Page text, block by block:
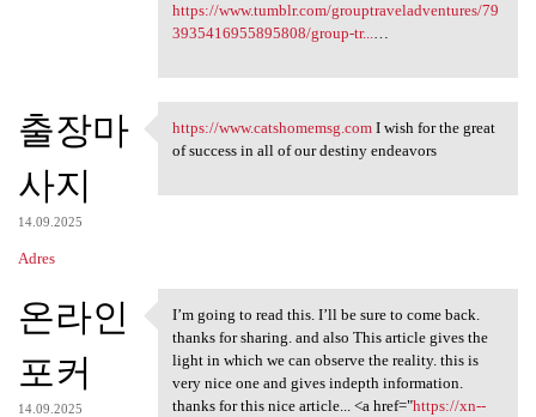
https://www.tumblr.com/grouptraveladventures/79
3935416955895808/group-tr...…
출장마
사지
14.09.2025
Adres
https://www.catshomemsg.com I
https://www.catshomemsg.comI wish for the great
of success in all of our destiny endeavors
온라인
포커
14.09.2025
I’m going to read this. I’ll
I’m going to read this. I’ll be sure to come back.
thanks for sharing. and also This article gives the
light in which we can observe the reality. this is
very nice one and gives indepth information.
thanks for this nice article... <a href="https://xn--